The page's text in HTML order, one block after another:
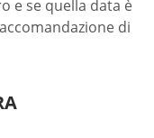
e se quella data è
di